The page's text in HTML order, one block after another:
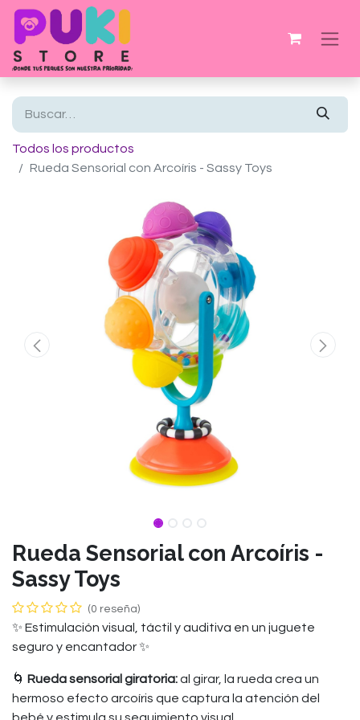
Todos los productos
Rueda Sensorial con Arcoíris - Sassy Toys
Rueda Sensorial con Arcoíris -
Sassy Toys
(0 reseña)
✨ Estimulación visual, táctil y auditiva en un juguete
seguro y encantador ✨
🌀 Rueda sensorial giratoria:al girar, la rueda crea un
hermoso efecto arcoíris que captura la atención del
bebé y estimula su seguimiento visual.